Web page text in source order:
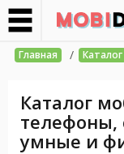
Главная / Каталог
Каталог
умные и